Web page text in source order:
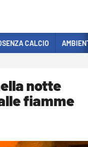
CALCIO
notte
fiamme